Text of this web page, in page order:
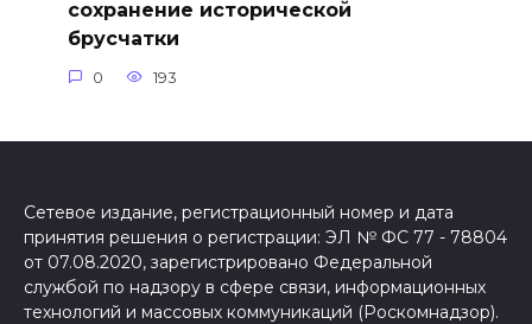
сохранение исторической
брусчатки
0 193
Сетевое издание, регистрационный номер и дата
принятия решения о регистрации: ЭЛ № ФС 77 - 78804
от 07.08.2020, зарегистрировано Федеральной
службой по надзору в сфере связи, информационных
технологий и массовых коммуникаций (Роскомнадзор).